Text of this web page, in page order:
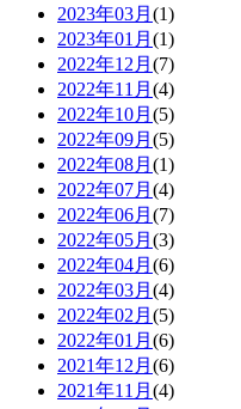
2023年03月 (1)
2023年01月 (1)
2022年12月 (7)
2022年11月 (4)
2022年10月 (5)
2022年09月 (5)
2022年08月 (1)
2022年07月 (4)
2022年06月 (7)
2022年05月 (3)
2022年04月 (6)
2022年03月 (4)
2022年02月 (5)
2022年01月 (6)
2021年12月 (6)
2021年11月 (4)